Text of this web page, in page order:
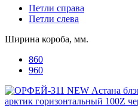
Петли справа
Петли слева
Ширина короба, мм.
860
960